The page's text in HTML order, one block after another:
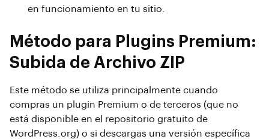
en funcionamiento en tu sitio.
Método para Plugins Premium:
Subida de Archivo ZIP
Este método se utiliza principalmente cuando
compras un plugin Premium o de terceros (que no
está disponible en el repositorio gratuito de
WordPress.org) o si descargas una versión específica